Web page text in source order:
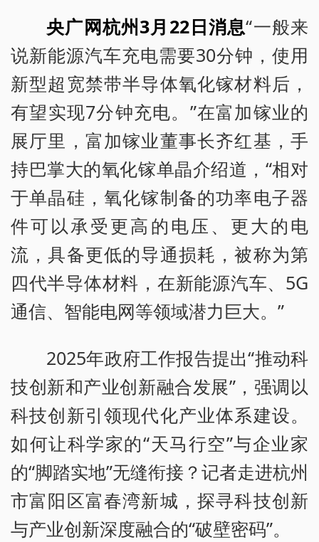
央广网杭州3月22日消息“一般来
说新能源汽车充电需要30分钟，使用
新型超宽禁带半导体氧化镓材料后，
有望实现7分钟充电。”在富加镓业的
展厅里，富加镓业董事长齐红基，手
持巴掌大的氧化镓单晶介绍道，“相对
于单晶硅，氧化镓制备的功率电子器
件可以承受更高的电压、更大的电
流，具备更低的导通损耗，被称为第
四代半导体材料，在新能源汽车、5G
通信、智能电网等领域潜力巨大。”
2025年政府工作报告提出“推动科
技创新和产业创新融合发展”，强调以
科技创新引领现代化产业体系建设。
如何让科学家的“天马行空”与企业家
的“脚踏实地”无缝衔接？记者走进杭州
市富阳区富春湾新城，探寻科技创新
与产业创新深度融合的“破壁密码”。